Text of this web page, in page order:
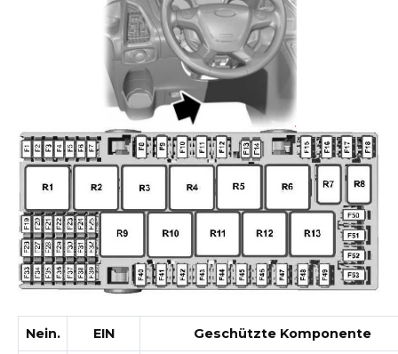
Nein. EIN Geschützte Komponente